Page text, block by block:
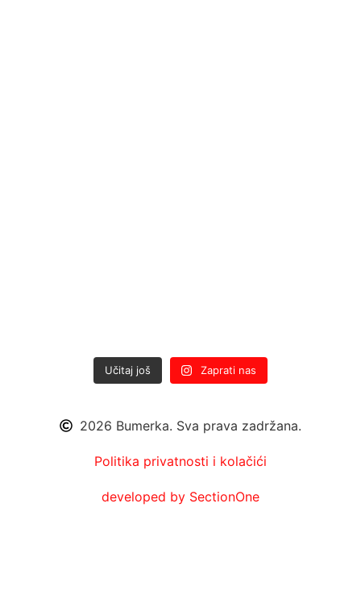
Učitaj još Zaprati nas
2026 Bumerka. Sva prava zadržana.
Politika privatnosti i kolačići
developed by SectionOne